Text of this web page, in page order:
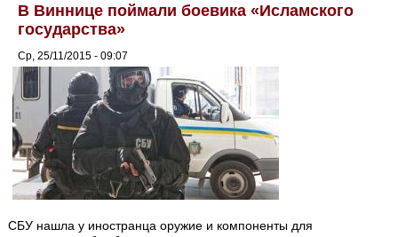
В Виннице поймали боевика «Исламского
государства»
Ср, 25/11/2015 - 09:07
СБУ нашла у иностранца оружие и компоненты для